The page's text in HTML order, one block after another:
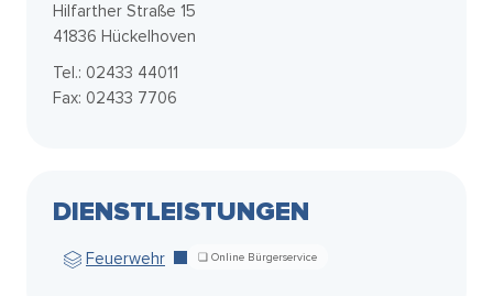
Hilfarther Straße 15
41836 Hückelhoven
Tel.: 02433 44011
Fax: 02433 7706
DIENSTLEISTUNGEN
Feuerwehr